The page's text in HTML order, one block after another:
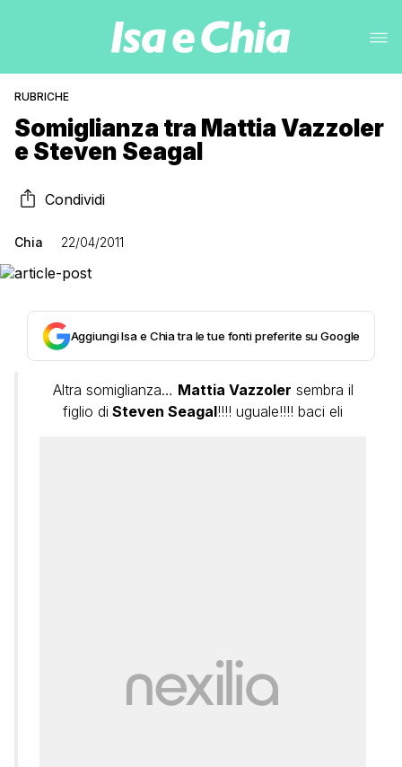
RUBRICHE
Somiglianza tra Mattia Vazzoler
e Steven Seagal
Condividi
Chia 22/04/2011
Aggiungi Isa e Chia tra le tue fonti preferite su Google
Altra somiglianza… Mattia Vazzoler sembra il
figlio di Steven Seagal!!!! uguale!!!! baci eli